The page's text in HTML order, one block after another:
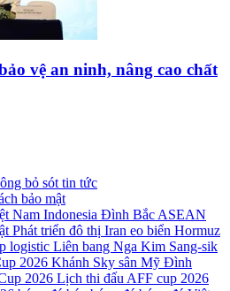
vệ an ninh, nâng cao chất
bỏ sót tin tức
bảo mật
Nam Indonesia Đình Bắc ASEAN
Phát triển đô thị Iran eo biển Hormuz
logistic Liên bang Nga Kim Sang-sik
2026 Khánh Sky sân Mỹ Đình
2026 Lịch thi đấu AFF cup 2026